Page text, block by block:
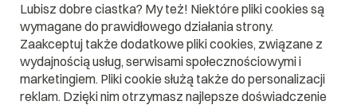
Analityka SEO i SEM
Google Search Console tygodniowo i
miesięczne. Jak wyciągać wnioski
SEO po dziennych spadkach?
Lubisz dobre ciastka? My też! Niektóre pliki cookies są
wymagane do prawidłowego działania strony.
Zaakceptuj także dodatkowe pliki cookies, związane z
wydajnością usług, serwisami społecznościowymi i
marketingiem. Pliki cookie służą także do personalizacji
reklam. Dzięki nim otrzymasz najlepsze doświadczenie